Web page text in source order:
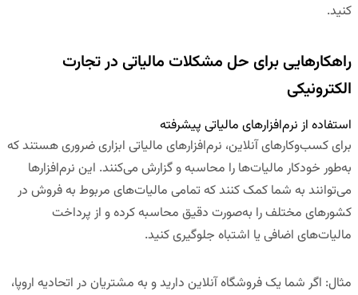
کنید.
راهکارهایی برای حل مشکلات مالیاتی در تجارت
الکترونیکی
استفاده از نرم‌افزارهای مالیاتی پیشرفته
برای کسب‌وکارهای آنلاین، نرم‌افزارهای مالیاتی ابزاری ضروری هستند که
به‌طور خودکار مالیات‌ها را محاسبه و گزارش می‌کنند. این نرم‌افزارها
می‌توانند به شما کمک کنند که تمامی مالیات‌های مربوط به فروش در
کشورهای مختلف را به‌صورت دقیق محاسبه کرده و از پرداخت
مالیات‌های اضافی یا اشتباه جلوگیری کنید.
مثال: اگر شما یک فروشگاه آنلاین دارید و به مشتریان در اتحادیه اروپا،